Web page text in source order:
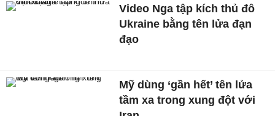
Video Nga tập kích thủ đô
Ukraine bằng tên lửa đạn
đạo
Mỹ dùng ‘gần hết’ tên lửa
tầm xa trong xung đột với